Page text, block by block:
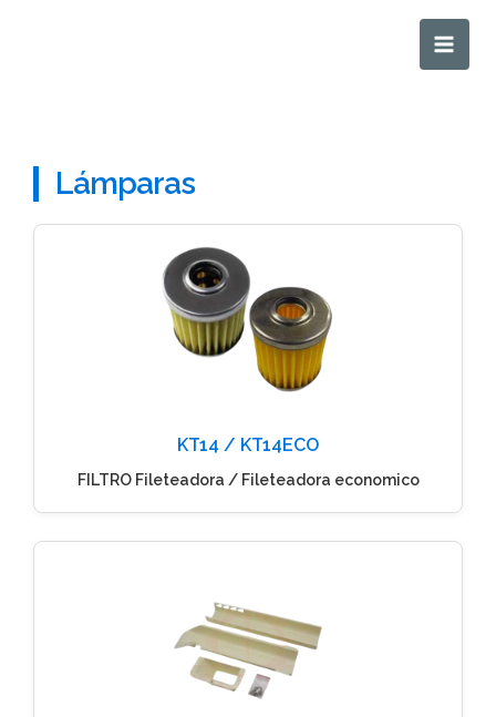
Main
Lámparas
KT14 / KT14ECO
FILTRO Fileteadora / Fileteadora economico